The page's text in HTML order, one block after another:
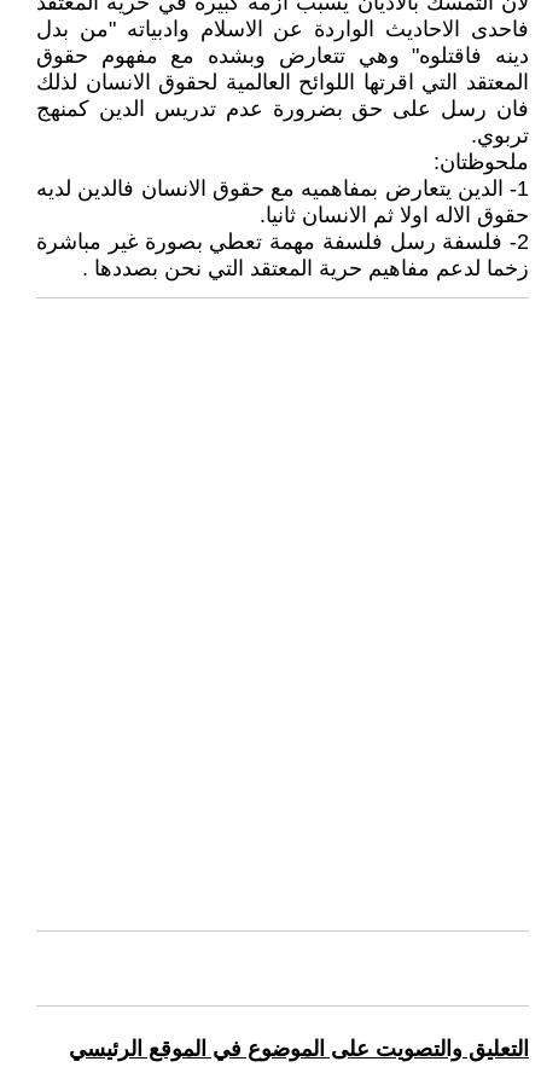
فاحدى الاحاديث الواردة عن الاسلام وادبياته "من بدل
دينه فاقتلوه" وهي تتعارض وبشده مع مفهوم حقوق
المعتقد التي اقرتها اللوائح العالمية لحقوق الانسان لذلك
فان رسل على حق بضرورة عدم تدريس الدين كمنهج
تربوي.
ملحوظتان:
1- الدين يتعارض بمفاهميه مع حقوق الانسان فالدين لديه
حقوق الاله اولا ثم الانسان ثانيا.
2- فلسفة رسل فلسفة مهمة تعطي بصورة غير مباشرة
زخما لدعم مفاهيم حرية المعتقد التي نحن بصددها .
التعليق والتصويت على الموضوع في الموقع الرئيسي